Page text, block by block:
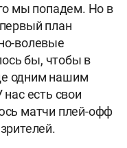
мы попадем. Но в
план
волевые
бы, чтобы в
одним нашим
есть свои
матчи плей-офф